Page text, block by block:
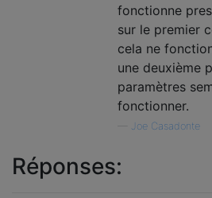
fonctionne
sur le premier
cela ne
une deuxième
paramètres
fonctionner.
Joe Casadonte
Réponses: